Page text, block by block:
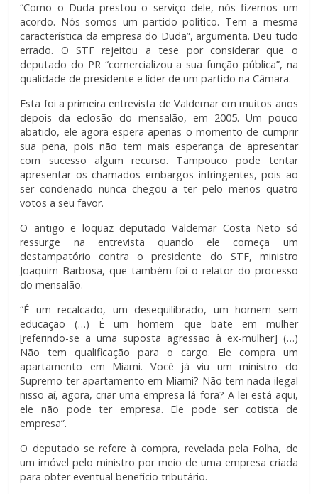
“Como o Duda prestou o serviço dele, nós fizemos um
acordo. Nós somos um partido político. Tem a mesma
característica da empresa do Duda”, argumenta. Deu tudo
errado. O STF rejeitou a tese por considerar que o
deputado do PR “comercializou a sua função pública”, na
qualidade de presidente e líder de um partido na Câmara.
Esta foi a primeira entrevista de Valdemar em muitos anos
depois da eclosão do mensalão, em 2005. Um pouco
abatido, ele agora espera apenas o momento de cumprir
sua pena, pois não tem mais esperança de apresentar
com sucesso algum recurso. Tampouco pode tentar
apresentar os chamados embargos infringentes, pois ao
ser condenado nunca chegou a ter pelo menos quatro
votos a seu favor.
O antigo e loquaz deputado Valdemar Costa Neto só
ressurge na entrevista quando ele começa um
destampatório contra o presidente do STF, ministro
Joaquim Barbosa, que também foi o relator do processo
do mensalão.
“É um recalcado, um desequilibrado, um homem sem
educação (…) É um homem que bate em mulher
[referindo-se a uma suposta agressão à ex-mulher] (…)
Não tem qualificação para o cargo. Ele compra um
apartamento em Miami. Você já viu um ministro do
Supremo ter apartamento em Miami? Não tem nada ilegal
nisso aí, agora, criar uma empresa lá fora? A lei está aqui,
ele não pode ter empresa. Ele pode ser cotista de
empresa”.
O deputado se refere à compra, revelada pela Folha, de
um imóvel pelo ministro por meio de uma empresa criada
para obter eventual benefício tributário.